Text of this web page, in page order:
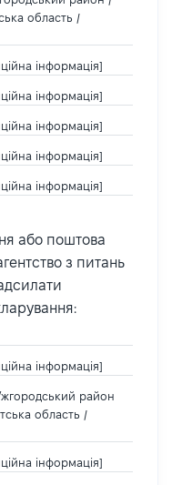
область /
інформація]
інформація]
інформація]
інформація]
інформація]
або поштова
з питань
інформація]
район
область /
інформація]